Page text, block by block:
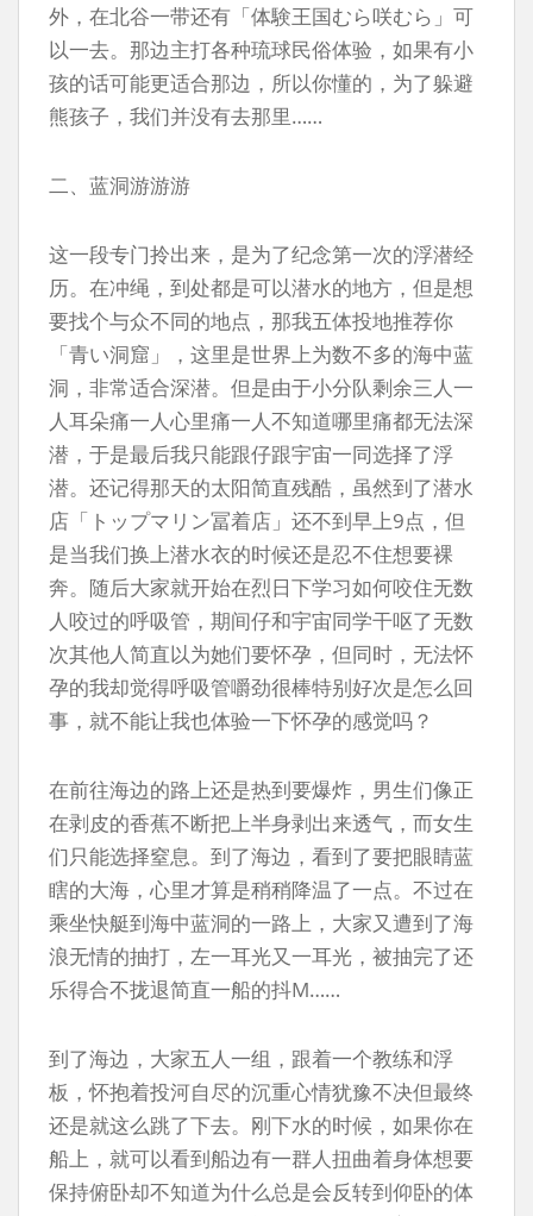
外，在北谷一带还有「体験王国むら咲むら」可
以一去。那边主打各种琉球民俗体验，如果有小
孩的话可能更适合那边，所以你懂的，为了躲避
熊孩子，我们并没有去那里……
二、蓝洞游游游
这一段专门拎出来，是为了纪念第一次的浮潜经
历。在冲绳，到处都是可以潜水的地方，但是想
要找个与众不同的地点，那我五体投地推荐你
「青い洞窟」，这里是世界上为数不多的海中蓝
洞，非常适合深潜。但是由于小分队剩余三人一
人耳朵痛一人心里痛一人不知道哪里痛都无法深
潜，于是最后我只能跟仔跟宇宙一同选择了浮
潜。还记得那天的太阳简直残酷，虽然到了潜水
店「トップマリン冨着店」还不到早上9点，但
是当我们换上潜水衣的时候还是忍不住想要裸
奔。随后大家就开始在烈日下学习如何咬住无数
人咬过的呼吸管，期间仔和宇宙同学干呕了无数
次其他人简直以为她们要怀孕，但同时，无法怀
孕的我却觉得呼吸管嚼劲很棒特别好次是怎么回
事，就不能让我也体验一下怀孕的感觉吗？
在前往海边的路上还是热到要爆炸，男生们像正
在剥皮的香蕉不断把上半身剥出来透气，而女生
们只能选择窒息。到了海边，看到了要把眼睛蓝
瞎的大海，心里才算是稍稍降温了一点。不过在
乘坐快艇到海中蓝洞的一路上，大家又遭到了海
浪无情的抽打，左一耳光又一耳光，被抽完了还
乐得合不拢退简直一船的抖M……
到了海边，大家五人一组，跟着一个教练和浮
板，怀抱着投河自尽的沉重心情犹豫不决但最终
还是就这么跳了下去。刚下水的时候，如果你在
船上，就可以看到船边有一群人扭曲着身体想要
保持俯卧却不知道为什么总是会反转到仰卧的体